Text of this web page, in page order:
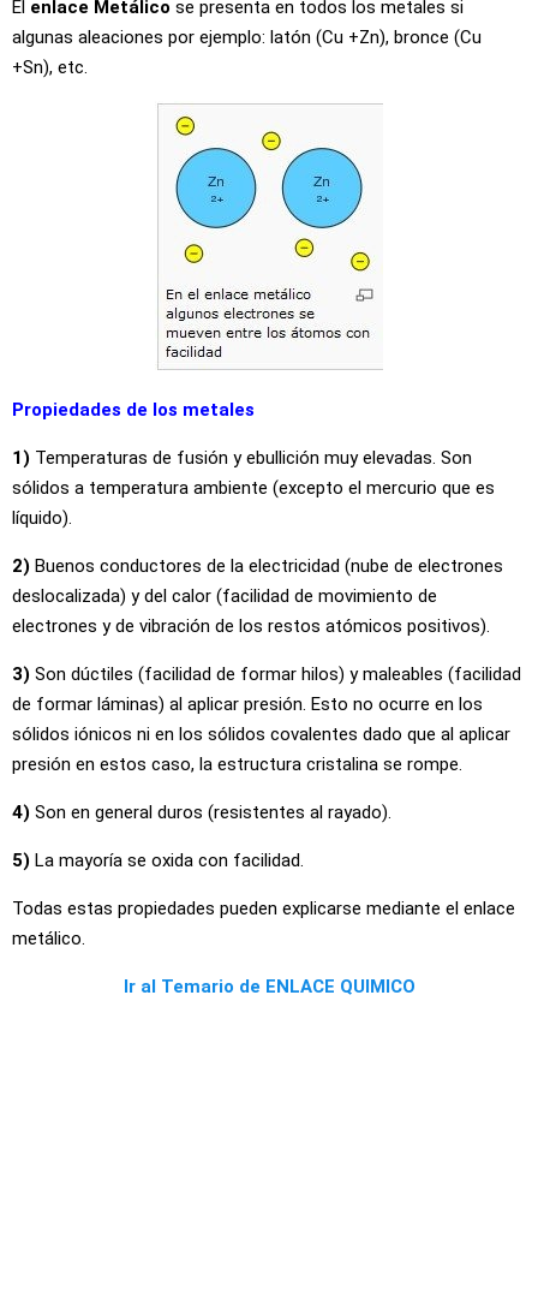
El enlace Metálico se presenta en todos los metales si
algunas aleaciones por ejemplo: latón (Cu +Zn), bronce (Cu
+Sn), etc.
Propiedades de los metales
1) Temperaturas de fusión y ebullición muy elevadas. Son
sólidos a temperatura ambiente (excepto el mercurio que es
líquido).
2) Buenos conductores de la electricidad (nube de electrones
deslocalizada) y del calor (facilidad de movimiento de
electrones y de vibración de los restos atómicos positivos).
3) Son dúctiles (facilidad de formar hilos) y maleables (facilidad
de formar láminas) al aplicar presión. Esto no ocurre en los
sólidos iónicos ni en los sólidos covalentes dado que al aplicar
presión en estos caso, la estructura cristalina se rompe.
4) Son en general duros (resistentes al rayado).
5) La mayoría se oxida con facilidad.
Todas estas propiedades pueden explicarse mediante el enlace
metálico.
Ir al Temario de ENLACE QUIMICO